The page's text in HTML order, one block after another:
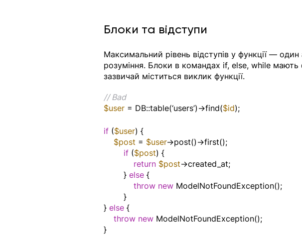
Блоки та відступи
Максимальний рівень відступів у функції —
розуміння. Блоки в командах if, else, while
зазвичай міститься виклик функції.
// Bad
$user = DB::table(‘users’)->find($id);
if ($user) {
$post = $user->post()->first();
if ($post) {
return $post->created_at;
        }
else {
throw new ModelNotFoundException();
        }
} else {
throw new ModelNotFoundException();
}